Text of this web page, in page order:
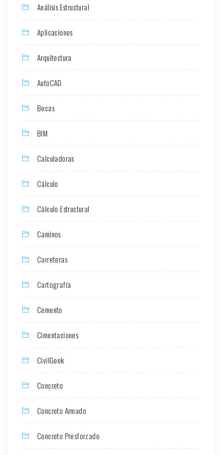
Análisis Estructural
Aplicaciones
Arquitectura
AutoCAD
Becas
BIM
Calculadoras
Cálculo
Cálculo Estructural
Caminos
Carreteras
Cartografía
Cemento
Cimentaciones
CivilGeek
Concreto
Concreto Armado
Concreto Presforzado